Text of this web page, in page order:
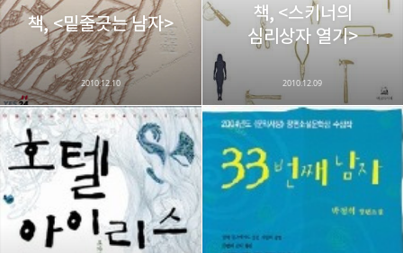
카카오스토리 밴드 네이버 블로그
책, <밑줄긋는 남자>
2010.12.10
책, <스키너의
심리상자 열기>
2010.12.09